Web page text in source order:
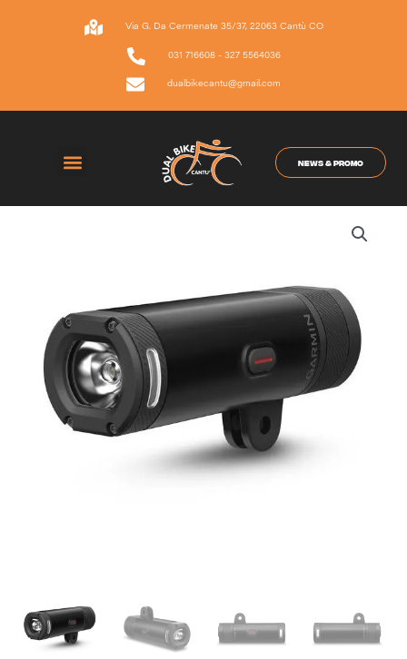
Via G. Da Cermenate 35/37, 22063 Cantù CO
031 716608 - 327 5564036
dualbikecantu@gmail.com
NEWS & PROMO